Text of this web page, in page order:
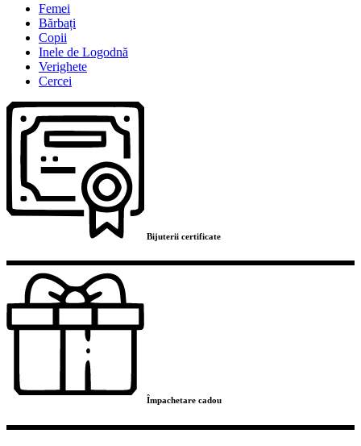
Femei
Bărbați
Copii
Inele de Logodnă
Verighete
Cercei
Bijuterii certificate
Împachetare cadou